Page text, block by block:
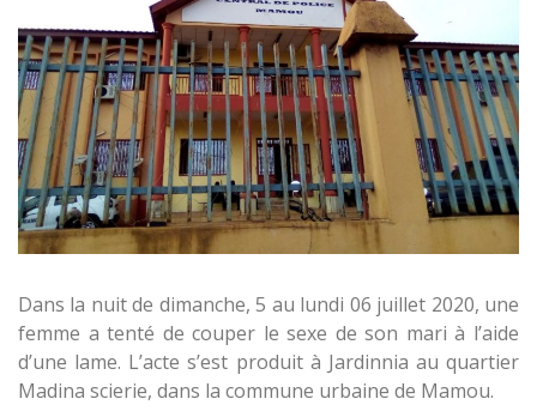
Dans la nuit de dimanche, 5 au lundi 06 juillet 2020, une
femme a tenté de couper le sexe de son mari à l’aide
d’une lame. L’acte s’est produit à Jardinnia au quartier
Madina scierie, dans la commune urbaine de Mamou.